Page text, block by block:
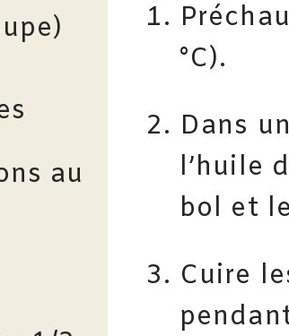
au
°C).
Dans
l’huile
bol et
Cuire